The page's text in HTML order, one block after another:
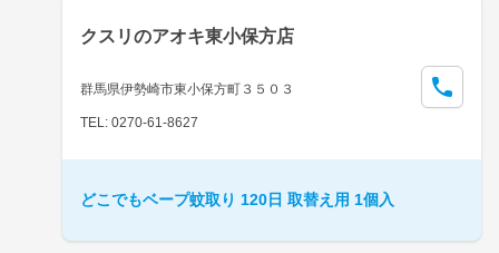
クスリのアオキ東小保方店
群馬県伊勢崎市東小保方町３５０３
TEL: 0270-61-8627
どこでもベープ蚊取り 120日 取替え用 1個入